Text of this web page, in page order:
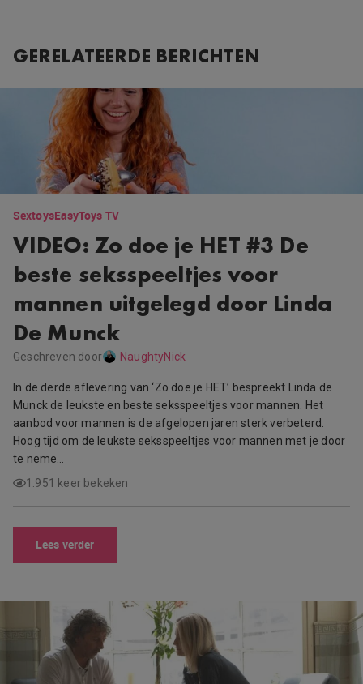
GERELATEERDE BERICHTEN
SextoysEasyToys TV
VIDEO: Zo doe je HET #3 De
beste seksspeeltjes voor
mannen uitgelegd door Linda
De Munck
Geschreven door NaughtyNick
In de derde aflevering van ‘Zo doe je HET’ bespreekt Linda de
Munck de leukste en beste seksspeeltjes voor mannen. Het
aanbod voor mannen is de afgelopen jaren sterk verbeterd.
Hoog tijd om de leukste seksspeeltjes voor mannen met je door
te neme…
1.951 keer bekeken
Lees verder